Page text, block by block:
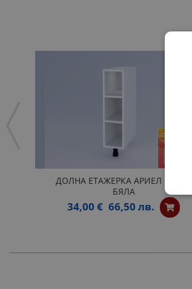
ДОЛНА ЕТАЖЕРКА АРИЕЛ Н20П -
БЯЛА
34,00 € 66,50 лв.